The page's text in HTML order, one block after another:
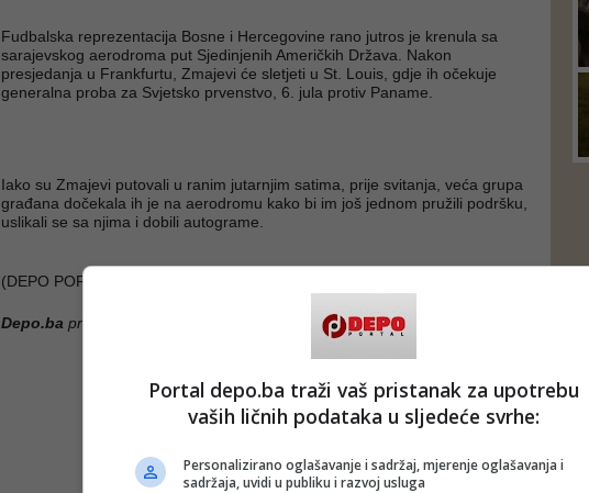
Fudbalska reprezentacija Bosne i Hercegovine rano jutros je krenula sa
sarajevskog aerodroma put Sjedinjenih Američkih Država. Nakon
presjedanja u Frankfurtu, Zmajevi će sletjeti u St. Louis, gdje ih očekuje
generalna proba za Svjetsko prvenstvo, 6. jula protiv Paname.
Iako su Zmajevi putovali u ranim jutarnjim satima, prije svitanja, veća grupa
građana dočekala ih je na aerodromu kako bi im još jednom pružili podršku,
uslikali se sa njima i dobili autograme.
(DEPO PORTAL/af Foto:FENA)
Depo.ba pratite putem društvenih mreža TwitteriFacebook
Portal depo.ba traži vaš pristanak za upotrebu
vaših ličnih podataka u sljedeće svrhe:
Personalizirano oglašavanje i sadržaj, mjerenje oglašavanja i
sadržaja, uvidi u publiku i razvoj usluga